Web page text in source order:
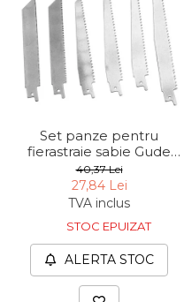
Set panze pentru
fierastraie sabie Gude
58157, 150-200 mm, 6
piese
40,37 Lei
27,84 Lei
TVA inclus
STOC EPUIZAT
ALERTA STOC